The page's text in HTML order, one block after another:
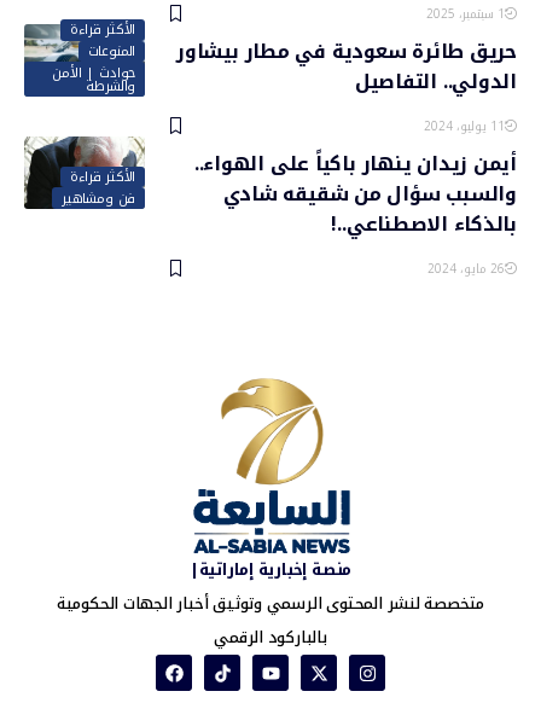
1 سبتمبر، 2025
الأكثر قراءة
المنوعات
حوادث | الأمن
والشرطة
حريق طائرة سعودية في مطار بيشاور
الدولي.. التفاصيل
11 يوليو، 2024
الأكثر قراءة
فن ومشاهير
أيمن زيدان ينهار باكياً على الهواء..
والسبب سؤال من شقيقه شادي
بالذكاء الاصطناعي..!
26 مايو، 2024
منصة إخبارية إماراتية|
متخصصة لنشر المحتوى الرسمي وتوثيق أخبار الجهات الحكومية
بالباركود الرقمي